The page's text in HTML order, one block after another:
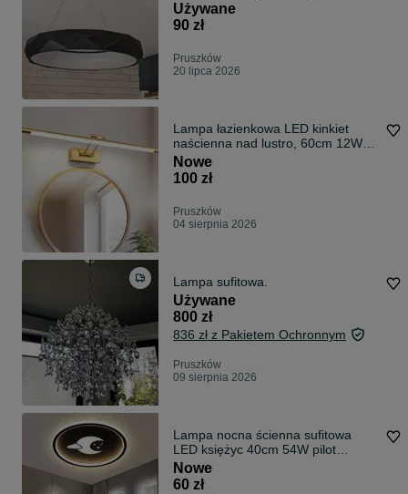
Używane
90 zł
Pruszków
20 lipca 2026
Lampa łazienkowa LED kinkiet
naścienna nad lustro, 60cm 12W
3000K 960lm, 3 tryby jasności,
kolor złoty mosiądz, nieużywana
Nowe
100 zł
Pruszków
04 sierpnia 2026
Lampa sufitowa.
Używane
800 zł
836 zł z Pakietem Ochronnym
Pruszków
09 sierpnia 2026
Lampa nocna ścienna sufitowa
LED księżyc 40cm 54W pilot
ciepła/zimna
Nowe
60 zł